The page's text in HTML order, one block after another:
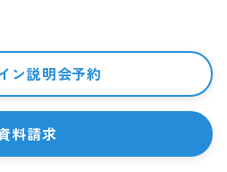
ン説明会予約
料請求